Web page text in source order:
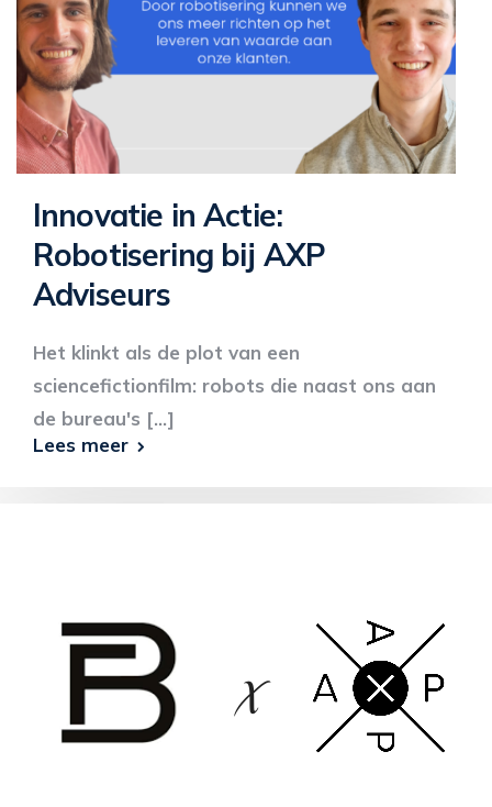
Innovatie in Actie:
Robotisering bij AXP
Adviseurs
Het klinkt als de plot van een
sciencefictionfilm: robots die naast ons aan
de bureau's [...]
Lees meer